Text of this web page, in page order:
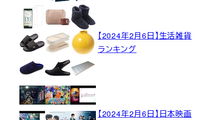
【2024年2月6日】生活雑貨
ランキング
【2024年2月6日】日本映画